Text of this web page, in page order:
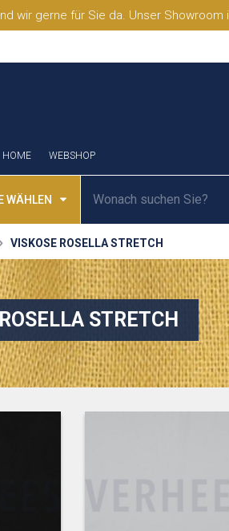
wir gerne für Sie da. Unser
HOME WEBSHOP
WÄHLEN
VISKOSE ROSELLA STRETCH
STRETCH